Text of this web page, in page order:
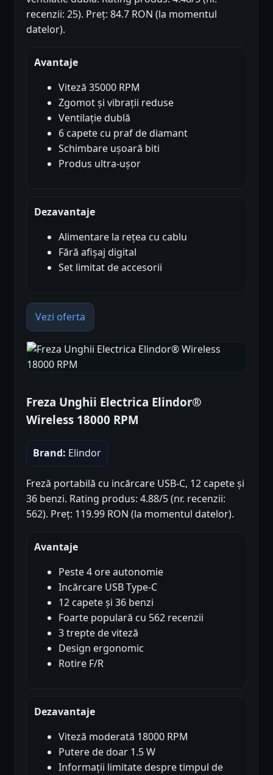
recenzii: 25). Preț: 84.7 RON (la momentul
datelor).
Avantaje
Viteză 35000 RPM
Zgomot și vibrații reduse
Ventilație dublă
6 capete cu praf de diamant
Schimbare ușoară biti
Produs ultra-ușor
Dezavantaje
Alimentare la rețea cu cablu
Fără afișaj digital
Set limitat de accesorii
Vezi oferta
Freza Unghii Electrica Elindor®
Wireless 18000 RPM
Brand: Elindor
Freză portabilă cu incărcare USB-C, 12 capete și
36 benzi. Rating produs: 4.88/5 (nr. recenzii:
562). Preț: 119.99 RON (la momentul datelor).
Avantaje
Peste 4 ore autonomie
Incărcare USB Type-C
12 capete și 36 benzi
Foarte populară cu 562 recenzii
3 trepte de viteză
Design ergonomic
Rotire F/R
Dezavantaje
Viteză moderată 18000 RPM
Putere de doar 1.5 W
Informații limitate despre timpul de